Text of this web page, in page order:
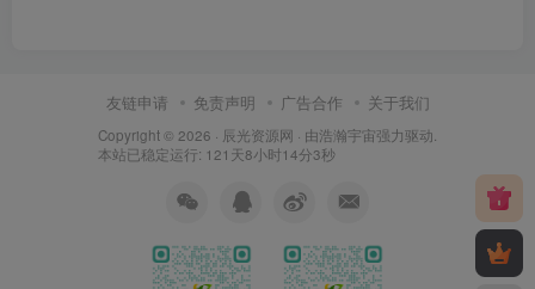
友链申请 免责声明 广告合作 关于我们
Copyright © 2026 · 辰光资源网 · 由浩瀚宇宙强力驱动.
本站已稳定运行: 121天8小时14分4秒